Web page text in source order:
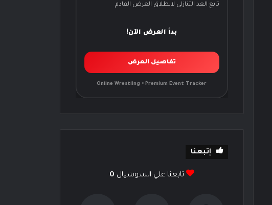
تابع العد التنازلي لانطلاق العرض القادم
بدأ العرض الآن!
تفاصيل العرض
Online Wrestling • Premium Event Tracker
إتبعنا
تابعنا علي السوشيال 0